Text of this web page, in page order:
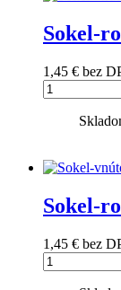
Sokel-
1,45 € bez
Sokel-
1,45 € bez